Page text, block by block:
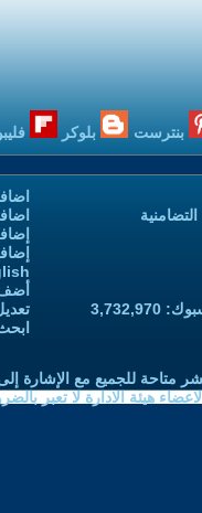
بنترست بلوكر
متاحة للجميع مع الإشارة
هيئة الادارة لا تعبر